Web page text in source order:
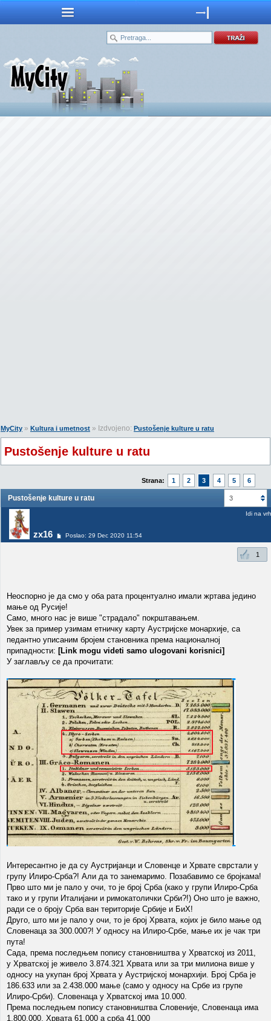
MyCity » Kultura i umetnost » Izdvojeno: Pustošenje kulture u ratu
Pustošenje kulture u ratu
Strana: 1 2 3 4 5 6
3
Pustošenje kulture u ratu
zx16 Poslao: 29 Dec 2020 11:54
Idi na vrh
1
Неоспорно је да смо у оба рата процентуално имали жртава једино
мање од Русије!
Само, много нас је више "страдало" покрштавањем.
Увек за пример узимам етничку карту Аустријске монархије, са
педантно уписаним бројем становника према националној
припадности: [Link mogu videti samo ulogovani korisnici]
У заглављу се да прочитати:
Интересантно је да су Аустријанци и Словенце и Хрвате сврстали у
групу Илиро-Срба?! Али да то занемаримо. Позабавимо се бројкама!
Прво што ми је пало у очи, то је број Срба (како у групи Илиро-Срба
тако и у групи Италијани и римокатолички Срби?!) Оно што је важно,
ради се о броју Срба ван територије Србије и БиХ!
Друго, што ми је пало у очи, то је број Хрвата, којих је било мање од
Словенаца за 300.000?! У односу на Илиро-Србе, мање их је чак три
пута!
Сада, према последњем попису становништва у Хрватској из 2011,
у Хрватској је живело 3.874.321 Хрвата или за три милиона више у
односу на укупан број Хрвата у Аустријској монархији. Број Срба је
186.633 или за 2.438.000 мање (само у односу на Србе из групе
Илиро-Срби). Словенаца у Хрватској има 10.000.
Према последњем попису становништва Словеније, Словенаца има
1.800.000, Хрвата 61.000 а срба 41.000